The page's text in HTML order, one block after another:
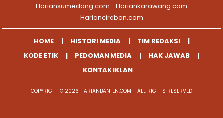
Hariansumedang.com
Hariankarawang.com
Hariancirebon.com
HOME HISTORI MEDIA
TIM REDAKSI
KODE ETIK
PEDOMAN MEDIA
HAK JAWAB
KONTAK IKLAN
COPYRIGHT © 2026 HARIANBANTEN.COM - ALL RIGHTS RESERVED